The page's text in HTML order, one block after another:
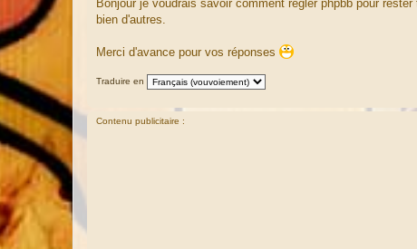
s
s
e
Bonjour je voudrais savoir comment régler phpbb pour
bien d'autres.
Merci d'avance pour vos réponses
Traduire en
Contenu publicitaire :